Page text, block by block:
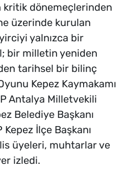
dönemeçlerinden
üzerinde kurulan
yalnızca bir
bir milletin yeniden
tarihsel bir bilinç
Kepez Kaymakamı
Antalya Milletvekili
Belediye Başkanı
İlçe Başkanı
üyeleri, muhtarlar ve
izledi.